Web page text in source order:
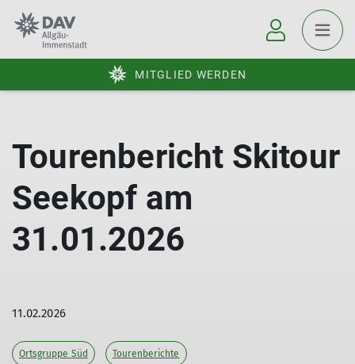
MITGLIED WERDEN
Tourenbericht Skitour
Seekopf am
31.01.2026
11.02.2026
Ortsgruppe Süd Tourenberichte